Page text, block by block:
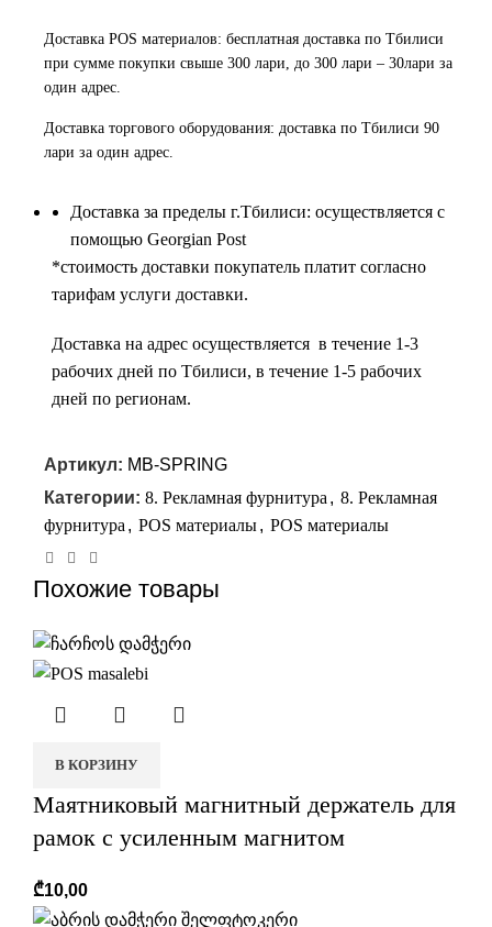
Доставка POS материалов: бесплатная доставка по Тбилиси
при сумме покупки свыше 300 лари, до 300 лари – 30лари за
один адрес.
Доставка торгового оборудования: доставка по Тбилиси 90
лари за один адрес.
Доставка за пределы г.Тбилиси: осуществляется с
помощью Georgian Post
*cтоимость доставки покупатель платит согласно
тарифам услуги доставки.
Доставка на адрес осуществляется в течение 1-3
рабочих дней по Тбилиси, в течение 1-5 рабочих
дней по регионам.
Артикул: MB-SPRING
Категории: 8. Рекламная фурнитура , 8. Рекламная
фурнитура , POS материалы, POS материалы
Похожие товары
В КОРЗИНУ
Маятниковый магнитный держатель для
рамок с усиленным магнитом
₾10,00